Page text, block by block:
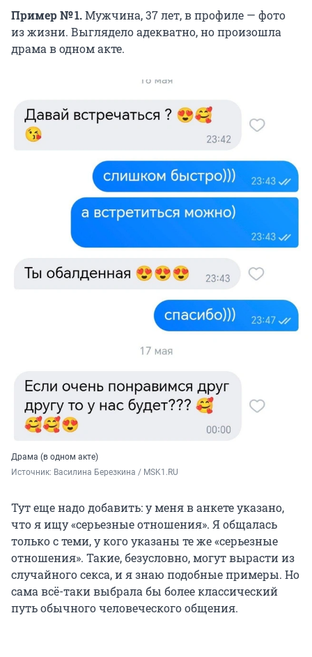
Пример № 1.Мужчина, 37 лет, в профиле — фото
из жизни. Выглядело адекватно, но произошла
драма в одном акте.
Драма (в одном акте)
Источник: Василина Березкина / MSK1.RU
Тут еще надо добавить: у меня в анкете указано,
что я ищу «серьезные отношения». Я общалась
только с теми, у кого указаны те же «серьезные
отношения». Такие, безусловно, могут вырасти из
случайного секса, и я знаю подобные примеры. Но
сама всё-таки выбрала бы более классический
путь обычного человеческого общения.